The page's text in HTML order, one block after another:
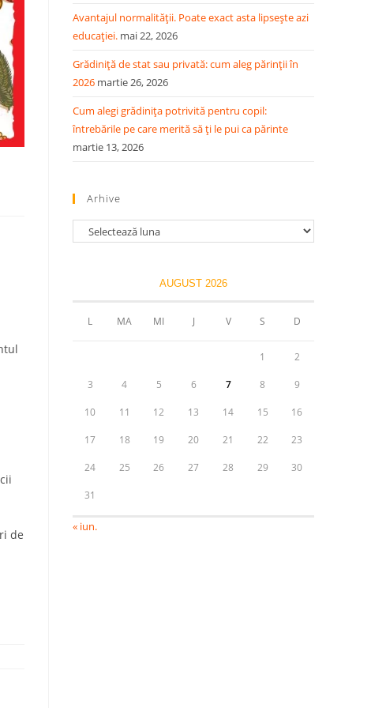
de
Avantajul normalității. Poate exact asta lipsește azi
educației. mai 22, 2026
Grădiniță de stat sau privată: cum aleg părinții în
2026 martie 26, 2026
Cum alegi grădinița potrivită pentru copil:
întrebările pe care merită să ți le pui ca părinte
martie 13, 2026
Arhive
Arhive
AUGUST 2026
L MA MI J V S D
1 2
3 4 5 6 7 8 9
10 11 12 13 14 15 16
17 18 19 20 21 22 23
24 25 26 27 28 29 30
31
« iun.